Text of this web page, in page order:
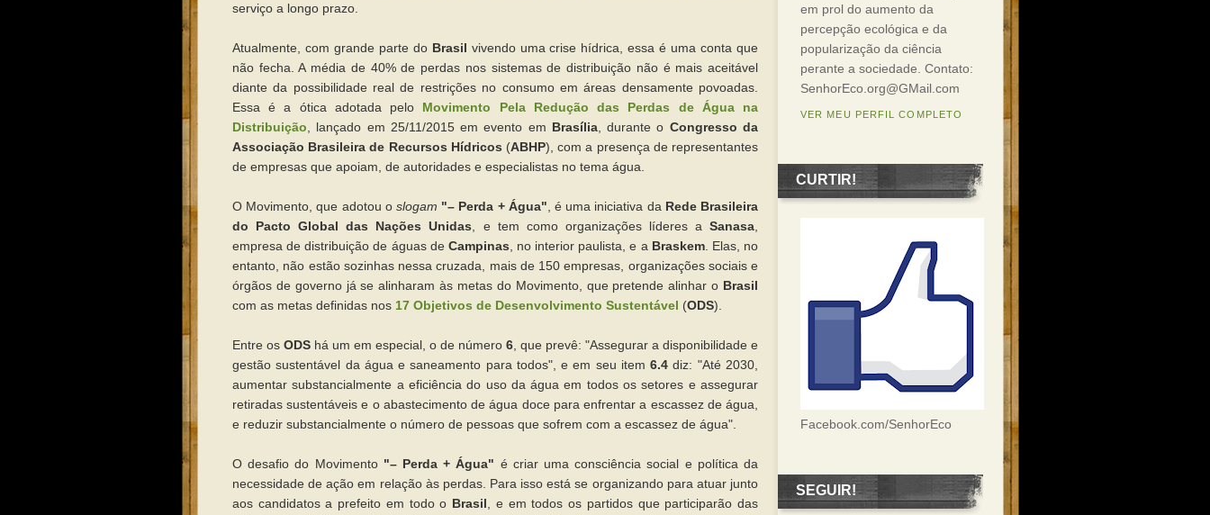
serviço a longo prazo.
Atualmente, com grande parte do Brasil vivendo uma crise hídrica, essa é uma conta que
não fecha. A média de 40% de perdas nos sistemas de distribuição não é mais aceitável
diante da possibilidade real de restrições no consumo em áreas densamente povoadas.
Essa é a ótica adotada pelo Movimento Pela Redução das Perdas de Água na
Distribuição , lançado em 25/11/2015 em evento em Brasília, durante o Congresso da
Associação Brasileira de Recursos Hídricos (ABHP), com a presença de representantes
de empresas que apoiam, de autoridades e especialistas no tema água.
O Movimento, que adotou o slogam "– Perda + Água" , é uma iniciativa da Rede Brasileira
do Pacto Global das Nações Unidas , e tem como organizações líderes aSanasa
empresa de distribuição de águas de Campinas , no interior paulista, e a Braskem. Elas, no
entanto, não estão sozinhas nessa cruzada, mais de 150 empresas, organizações sociais e
órgãos de governo já se alinharam às metas do Movimento, que pretende alinhar o Brasil
com as metas definidas nos 17 Objetivos de Desenvolvimento Sustentável (ODS).
Entre os ODS há um em especial, o de número 6 , que prevê: "Assegurar a disponibilidade e
gestão sustentável da água e saneamento para todos", e em seu item6.4 diz: "Até 2030,
aumentar substancialmente a eficiência do uso da água em todos os setores e assegurar
retiradas sustentáveis e o abastecimento de água doce para enfrentar a escassez de água,
e reduzir substancialmente o número de pessoas que sofrem com a escassez de água".
O desafio do Movimento "– Perda + Água" é criar uma consciência social e política da
necessidade de ação em relação às perdas. Para isso está se organizando para atuar junto
aos candidatos a prefeito em todo o Brasil , e em todos os partidos que participarão das
em prol do aumento da
percepção ecológica e da
popularização da ciência
perante a sociedade. Contato:
SenhorEco.org@GMail.com
VER MEU PERFIL COMPLETO
CURTIR!
Facebook.com/SenhorEco
SEGUIR!